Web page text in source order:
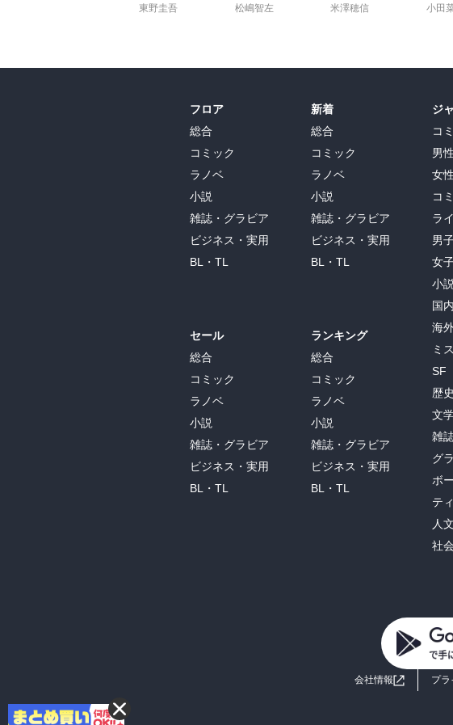
東野圭吾
松嶋智左
米澤穂信
小田
フロア
総合
コミック
ラノベ
小説
雑誌・グラビア
ビジネス・実用
BL・TL
セール
総合
コミック
ラノベ
小説
雑誌・グラビア
ビジネス・実用
BL・TL
新着
総合
コミック
ラノベ
小説
雑誌・グラビア
ビジネス・実用
BL・TL
ランキング
総合
コミック
ラノベ
小説
雑誌・グラビア
ビジネス・実用
BL・TL
ジ
コ
男
女
コ
ラ
男
女
小
国
海
ミ
SF
歴
文
雑
グ
ボ
テ
人
社
会社情報 プラ